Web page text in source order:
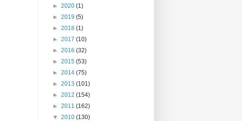
► 2020 (1)
► 2019 (5)
► 2018 (1)
► 2017 (10)
► 2016 (32)
► 2015 (53)
► 2014 (75)
► 2013 (101)
► 2012 (154)
► 2011 (162)
▼ 2010 (130)